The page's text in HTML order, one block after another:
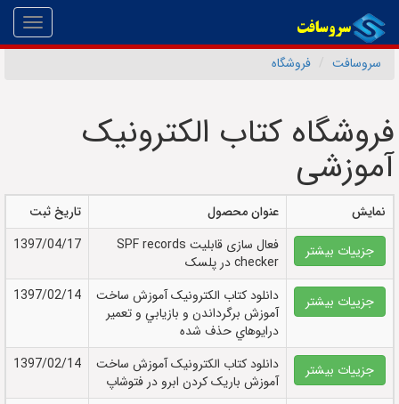
سروسافت
فروشگاه
فروشگاه کتاب الکترونیک
آموزشی
نمایش عنوان محصول
تاریخ ثبت
جزییات بیشتر
فعال سازی قابلیت SPF records
checker در پلسک
1397/04/17
جزییات بیشتر
دانلود کتاب الکترونيک آموزش ساخت
آموزش برگرداندن و بازيابي و تعمير
درايوهاي حذف شده
1397/02/14
جزییات بیشتر
دانلود کتاب الکترونيک آموزش ساخت
آموزش باريک کردن ابرو در فتوشاپ
1397/02/14